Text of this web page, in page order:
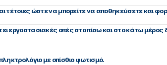
τέτοιες ώστε να μπορείτε να αποθηκεύσετε και
εργοστασιακές οπές στο πίσω και στο κάτω
με οπίσθιο φωτισμό.